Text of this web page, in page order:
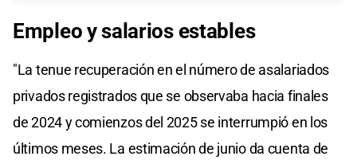
Empleo y salarios estables
"La tenue recuperación en el número de asalariados
privados registrados que se observaba hacia finales
de 2024 y comienzos del 2025 se interrumpió en los
últimos meses. La estimación de junio da cuenta de